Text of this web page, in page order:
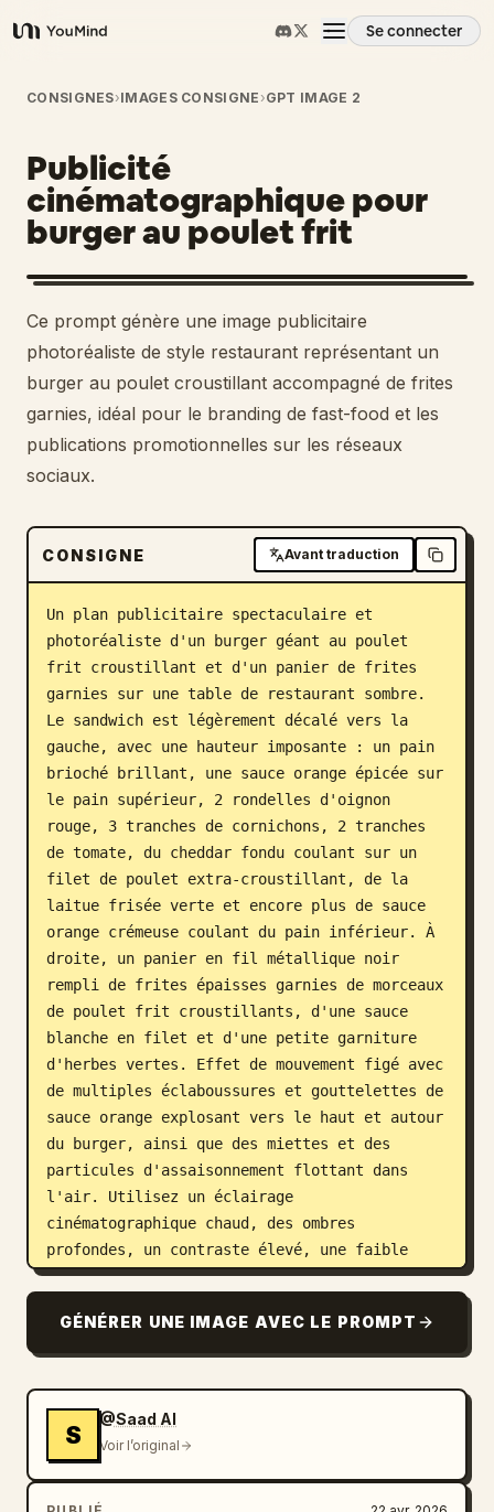
YouMind
Se connecter
Aperçu
Cas d'usage
Compétences
Invites
Tarifs
Télécharger
Blog
CONSIGNES›IMAGES CONSIGNE ›GPT IMAGE 2
Publicité
cinématographique pour
burger au poulet frit
Ce prompt génère une image publicitaire
photoréaliste de style restaurant représentant un
burger au poulet croustillant accompagné de frites
garnies, idéal pour le branding de fast-food et les
publications promotionnelles sur les réseaux
sociaux.
CONSIGNE Avant traduction
Un plan publicitaire spectaculaire et
photoréaliste d'un burger géant au poulet
frit croustillant et d'un panier de frites
garnies sur une table de restaurant sombre.
Le sandwich est légèrement décalé vers la
gauche, avec une hauteur imposante : un pain
brioché brillant, une sauce orange épicée sur
le pain supérieur, 2 rondelles d'oignon
rouge, 3 tranches de cornichons, 2 tranches
de tomate, du cheddar fondu coulant sur un
filet de poulet extra-croustillant, de la
laitue frisée verte et encore plus de sauce
orange crémeuse coulant du pain inférieur. À
droite, un panier en fil métallique noir
rempli de frites épaisses garnies de morceaux
de poulet frit croustillants, d'une sauce
blanche en filet et d'une petite garniture
d'herbes vertes. Effet de mouvement figé avec
de multiples éclaboussures et gouttelettes de
sauce orange explosant vers le haut et autour
du burger, ainsi que des miettes et des
particules d'assaisonnement flottant dans
l'air. Utilisez un éclairage
cinématographique chaud, des ombres
profondes, un contraste élevé, une faible
profondeur de champ, des textures dorées
la sauce, et un arrière-plan bokeh flou et
atmosphérique dans un cadre de restaurant
bas et rapproché, vue de 3/4 face, mise au
point nette sur le burger, les frites étant
légèrement en retrait mais toujours
détaillées. Assiette de service en ardoise
GÉNÉRER UNE IMAGE AVEC LE PROMPT
S
@Saad AI
Voir l’original